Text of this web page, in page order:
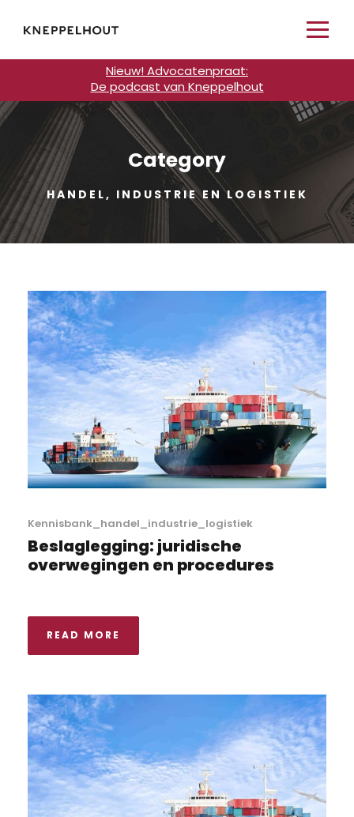
Nieuw! Advocatenpraat:
De podcast van Kneppelhout
Category
HANDEL, INDUSTRIE EN LOGISTIEK
Kennisbank_handel_industrie_logistiek
Beslaglegging: juridische
overwegingen en procedures
READ MORE